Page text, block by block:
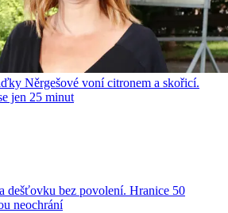
Něrgešové voní citronem a skořicí.
jen 25 minut
dešťovku bez povolení. Hranice 50
neochrání